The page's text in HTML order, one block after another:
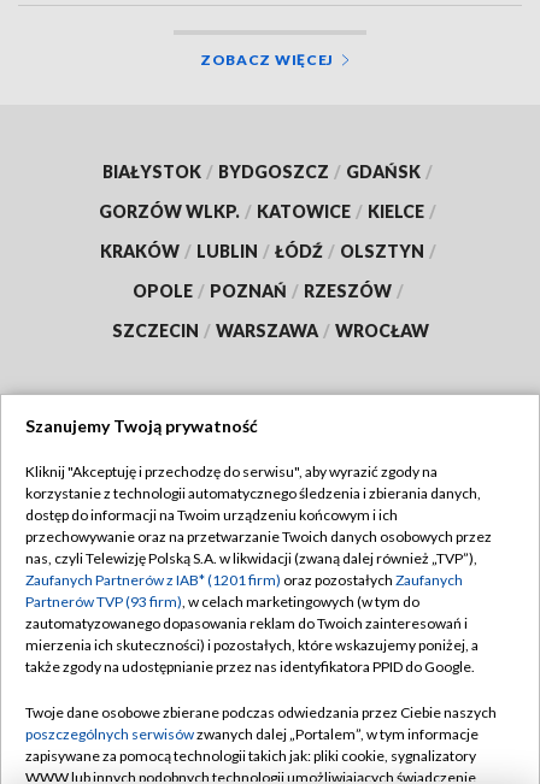
ZOBACZ WIĘCEJ
BIAŁYSTOK / BYDGOSZCZ / GDAŃSK /
GORZÓW WLKP. / KATOWICE / KIELCE /
KRAKÓW / LUBLIN / ŁÓDŹ / OLSZTYN /
OPOLE / POZNAŃ / RZESZÓW /
SZCZECIN / WARSZAWA / WROCŁAW
TVP
Abonament TVP
Emisja w TVP
Centrum informacji TVP
Naziemna Telewizja Cyfrowa
Rada Programowa
System NOS
Regulamin TVP
Polityka prywatności
Moje zgody
Pomoc
Kontakt
Szanujemy Twoją prywatność
Kliknij "Akceptuję i przechodzę do serwisu", aby wyrazić zgody na
korzystanie z technologii automatycznego śledzenia i zbierania danych,
dostęp do informacji na Twoim urządzeniu końcowym i ich
przechowywanie oraz na przetwarzanie Twoich danych osobowych przez
nas, czyli Telewizję Polską S.A. w likwidacji (zwaną dalej również „TVP”),
Zaufanych Partnerów z IAB* (1201 firm) oraz pozostałych Zaufanych
Partnerów TVP (93 firm), w celach marketingowych (w tym do
zautomatyzowanego dopasowania reklam do Twoich zainteresowań i
mierzenia ich skuteczności) i pozostałych, które wskazujemy poniżej, a
także zgody na udostępnianie przez nas identyfikatora PPID do Google.
Twoje dane osobowe zbierane podczas odwiedzania przez Ciebie naszych
poszczególnych serwisówzwanych dalej „Portalem”, w tym informacje
zapisywane za pomocą technologii takich jak: pliki cookie, sygnalizatory
WWW lub innych podobnych technologii umożliwiających świadczenie